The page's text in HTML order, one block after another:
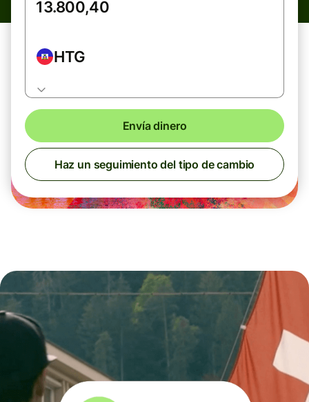
HTG
Envía dinero
Haz un seguimiento del tipo de cambio